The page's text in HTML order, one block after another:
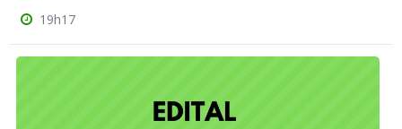
19h17